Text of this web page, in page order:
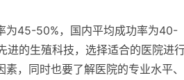
为45-50%，国内平均成功率为40-
进的生殖科技，选择适合的医院进
，同时也要了解医院的专业水平